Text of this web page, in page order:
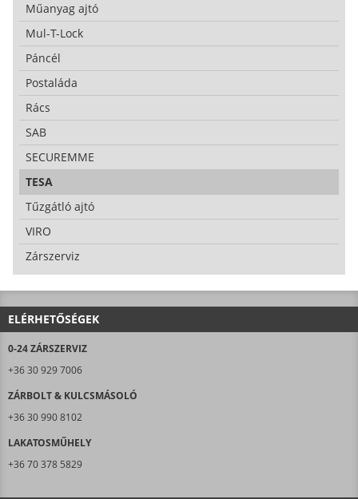
Műanyag ajtó
Mul-T-Lock
Páncél
Postaláda
Rács
SAB
SECUREMME
TESA
Tűzgátló ajtó
VIRO
Zárszerviz
ELÉRHETŐSÉGEK
0-24 ZÁRSZERVIZ
+36 30 929 7006
ZÁRBOLT & KULCSMÁSOLÓ
+36 30 990 8102
LAKATOSMŰHELY
+36 70 378 5829